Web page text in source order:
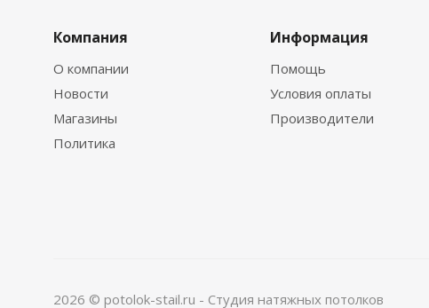
Компания
О компании
Новости
Магазины
Политика
Информация
Помощь
Условия оплаты
Производители
2026 © potolok-stail.ru - Студия натяжных потолков